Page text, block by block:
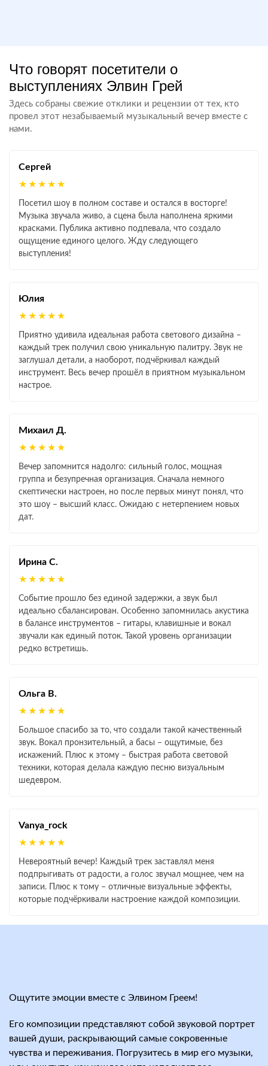
Что говорят посетители о
выступлениях Элвин Грей
Здесь собраны свежие отклики и рецензии от тех, кто
провел этот незабываемый музыкальный вечер вместе с
нами.
Сергей
★★★★★
Посетил шоу в полном составе и остался в восторге!
Музыка звучала живо, а сцена была наполнена яркими
красками. Публика активно подпевала, что создало
ощущение единого целого. Жду следующего
выступления!
Юлия
★★★★★
Приятно удивила идеальная работа светового дизайна –
каждый трек получил свою уникальную палитру. Звук не
заглушал детали, а наоборот, подчёркивал каждый
инструмент. Весь вечер прошёл в приятном музыкальном
настрое.
Михаил Д.
★★★★★
Вечер запомнится надолго: сильный голос, мощная
группа и безупречная организация. Сначала немного
скептически настроен, но после первых минут понял, что
это шоу – высший класс. Ожидаю с нетерпением новых
дат.
Ирина С.
★★★★★
Событие прошло без единой задержки, а звук был
идеально сбалансирован. Особенно запомнилась акустика
в балансе инструментов – гитары, клавишные и вокал
звучали как единый поток. Такой уровень организации
редко встретишь.
Ольга В.
★★★★★
Большое спасибо за то, что создали такой качественный
звук. Вокал пронзительный, а басы – ощутимые, без
искажений. Плюс к этому – быстрая работа световой
техники, которая делала каждую песню визуальным
шедевром.
Vanya_rock
★★★★★
Невероятный вечер! Каждый трек заставлял меня
подпрыгивать от радости, а голос звучал мощнее, чем на
записи. Плюс к тому – отличные визуальные эффекты,
которые подчёркивали настроение каждой композиции.
Ощутите эмоции вместе с Элвином Греем!
Его композиции представляют собой звуковой портрет
вашей души, раскрывающий самые сокровенные
чувства и переживания. Погрузитесь в мир его музыки,